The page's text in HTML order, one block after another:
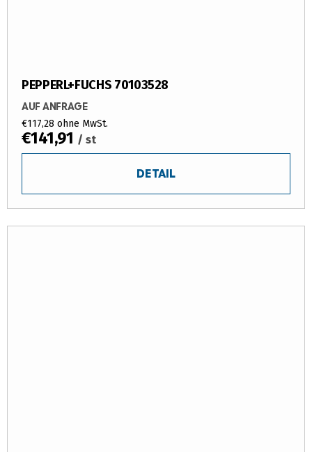
PEPPERL+FUCHS 70103528
AUF ANFRAGE
€117,28 ohne MwSt.
€141,91 / st
DETAIL